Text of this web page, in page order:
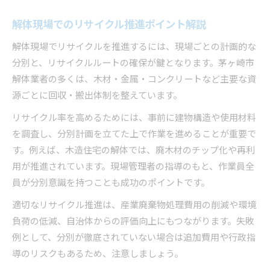
解体現場でのリサイクル推進ポイント解説
解体現場でリサイクルを推進するには、現場ごとの計画的な
分別と、リサイクルルートの確保が鍵となります。茅ヶ崎市
解体業者の多くは、木材・金属・コンクリートなど主要な資
源ごとに回収・搬出体制を整えています。
リサイクル率を高めるためには、事前に建物構造や使用材料
を調査し、分別計画を立てた上で作業を進めることが重要で
す。例えば、木造住宅の解体では、廃木材のチップ化や再利
用が推進されています。現場管理者の指導のもと、作業員全
員が分別意識を持つことも成功のポイントです。
適切なリサイクル推進は、産業廃棄物処理費用の削減や環境
負荷の低減、自治体からの評価向上にもつながります。失敗
例として、分別が徹底されていない場合は追加費用や行政指
導のリスクもあるため、注意しましょう。